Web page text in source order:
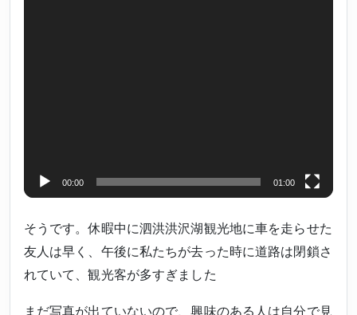
00:00 01:00
そうです。休暇中に泗洪洪沢湖観光地に車を走らせた
友人は早く、午後に私たちが去った時に道路は閉鎖さ
れていて、観光客が多すぎました
まだ写真が出ていないので、興味のある人は自分で見